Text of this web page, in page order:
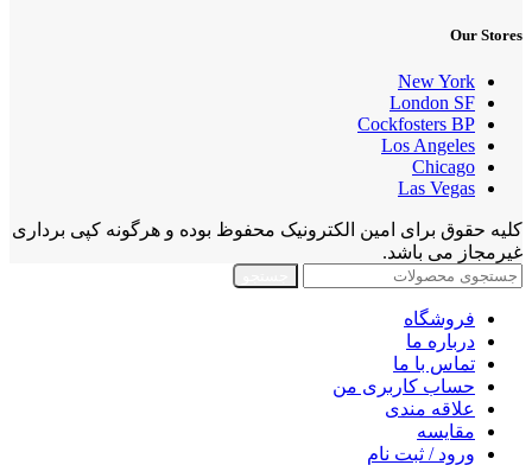
Our Stores
New York
London SF
Cockfosters BP
Los Angeles
Chicago
Las Vegas
کلیه حقوق برای امین الکترونیک محفوظ بوده و هرگونه کپی برداری
غیرمجاز می باشد.
فروشگاه
درباره ما
تماس با ما
حساب کاربری من
علاقه مندی
مقايسه
ورود / ثبت نام